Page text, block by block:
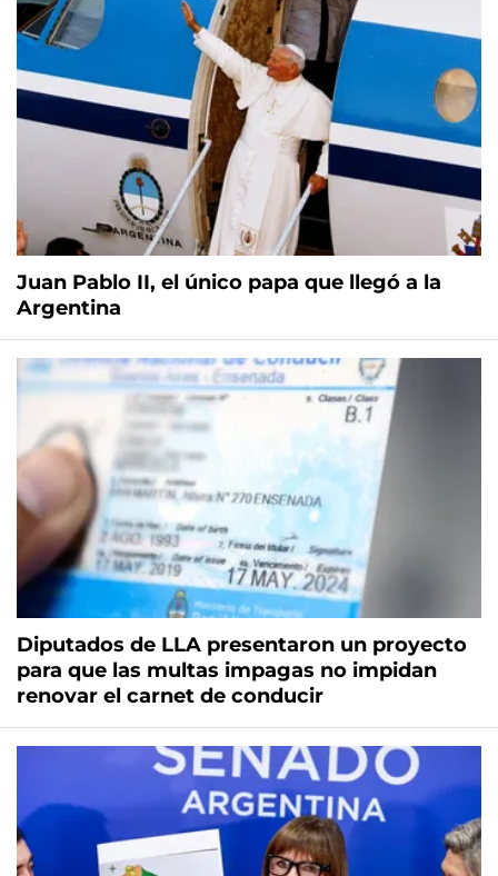
Juan Pablo II, el único papa que llegó a la
Argentina
Diputados de LLA presentaron un proyecto
para que las multas impagas no impidan
renovar el carnet de conducir